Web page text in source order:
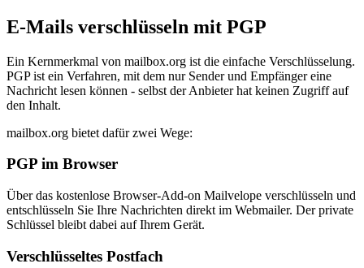
E-Mails verschlüsseln mit PGP
Ein Kernmerkmal von mailbox.org ist die einfache Verschlüsselung.
PGP ist ein Verfahren, mit dem nur Sender und Empfänger eine
Nachricht lesen können - selbst der Anbieter hat keinen Zugriff auf
den Inhalt.
mailbox.org bietet dafür zwei Wege:
PGP im Browser
Über das kostenlose Browser-Add-on Mailvelope verschlüsseln und
entschlüsseln Sie Ihre Nachrichten direkt im Webmailer. Der private
Schlüssel bleibt dabei auf Ihrem Gerät.
Verschlüsseltes Postfach